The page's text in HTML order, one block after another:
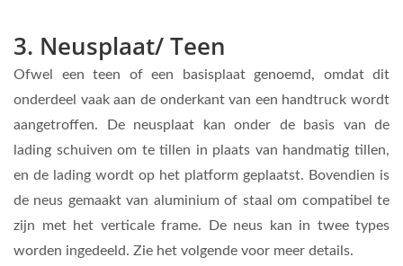
3. Neusplaat/ Teen
Ofwel een teen of een basisplaat genoemd, omdat dit
onderdeel vaak aan de onderkant van een handtruck wordt
aangetroffen. De neusplaat kan onder de basis van de
lading schuiven om te tillen in plaats van handmatig tillen,
en de lading wordt op het platform geplaatst. Bovendien is
de neus gemaakt van aluminium of staal om compatibel te
zijn met het verticale frame. De neus kan in twee types
worden ingedeeld. Zie het volgende voor meer details.